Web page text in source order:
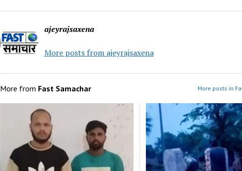
ajeyrajsaxena
More posts from ajeyrajsaxena
More from Fast Samachar More posts in